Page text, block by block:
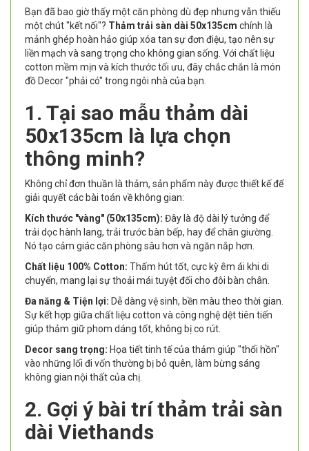
Bạn đã bao giờ thấy một căn phòng dù đẹp nhưng vẫn thiếu
một chút "kết nối"? Thảm trải sàn dài 50x135cm chính là
mảnh ghép hoàn hảo giúp xóa tan sự đơn điệu, tạo nên sự
liền mạch và sang trọng cho không gian sống. Với chất liệu
cotton mềm mịn và kích thước tối ưu, đây chắc chắn là món
đồ Decor "phải có" trong ngôi nhà của bạn.
1. Tại sao mẫu thảm dài
50x135cm là lựa chọn
thông minh?
Không chỉ đơn thuần là thảm, sản phẩm này được thiết kế để
giải quyết các bài toán về không gian:
Kích thước "vàng" (50x135cm): Đây là độ dài lý tưởng để
trải dọc hành lang, trải trước bàn bếp, hay để chân giường.
Nó tạo cảm giác căn phòng sâu hơn và ngăn nắp hơn.
Chất liệu 100% Cotton: Thấm hút tốt, cực kỳ êm ái khi di
chuyển, mang lại sự thoải mái tuyệt đối cho đôi bàn chân.
Đa năng & Tiện lợi: Dễ dàng vệ sinh, bền màu theo thời gian.
Sự kết hợp giữa chất liệu cotton và công nghệ dệt tiên tiến
giúp thảm giữ phom dáng tốt, không bị co rút.
Decor sang trọng: Họa tiết tinh tế của thảm giúp "thổi hồn"
vào những lối đi vốn thường bị bỏ quên, làm bừng sáng
không gian nội thất của chị.
2. Gợi ý bài trí thảm trải sàn
dài Viethands